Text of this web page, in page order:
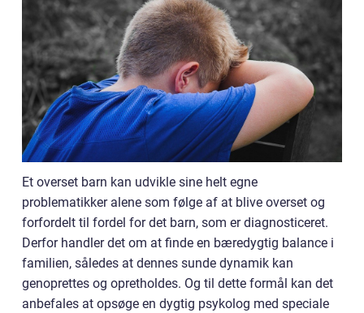
Et overset barn kan udvikle sine helt egne
problematikker alene som følge af at blive overset og
forfordelt til fordel for det barn, som er diagnosticeret.
Derfor handler det om at finde en bæredygtig balance i
familien, således at dennes sunde dynamik kan
genoprettes og opretholdes. Og til dette formål kan det
anbefales at opsøge en dygtig psykolog med speciale